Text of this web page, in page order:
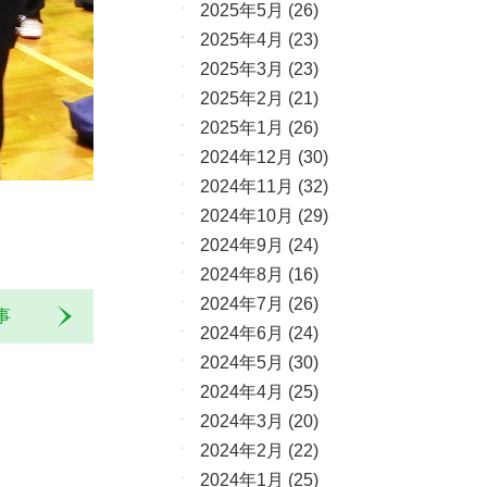
2025年5月 (26)
2025年4月 (23)
2025年3月 (23)
2025年2月 (21)
2025年1月 (26)
2024年12月 (30)
2024年11月 (32)
2024年10月 (29)
2024年9月 (24)
2024年8月 (16)
2024年7月 (26)
2024年6月 (24)
2024年5月 (30)
2024年4月 (25)
2024年3月 (20)
2024年2月 (22)
2024年1月 (25)